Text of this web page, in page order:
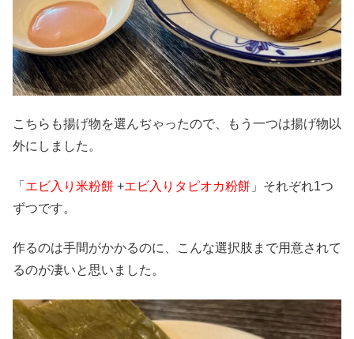
こちらも揚げ物を選んぢゃったので、もう一つは揚げ物以
外にしました。
「 エビ入り米粉餅 +エビ入りタピオカ粉餅 」それぞれ1つ
ずつです。
作るのは手間がかかるのに、こんな選択肢まで用意されて
るのが凄いと思いました。